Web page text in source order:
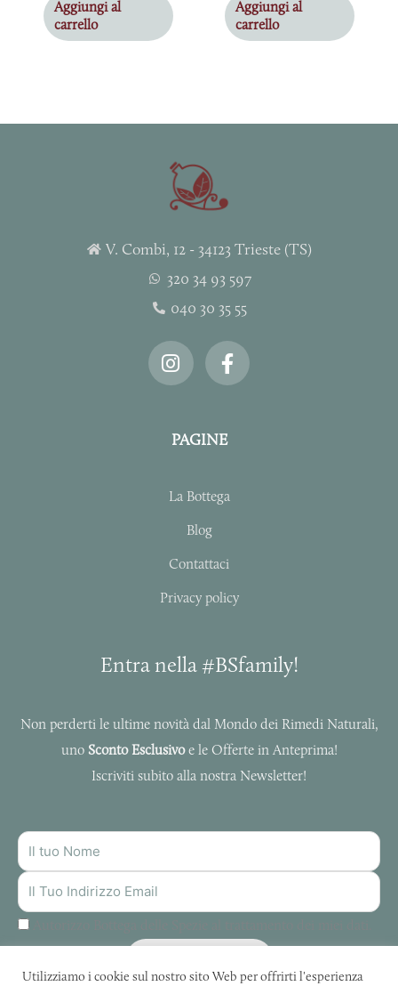
Aggiungi al
carrello
Aggiungi al
carrello
V. Combi, 12 - 34123 Trieste (TS)
320 34 93 597
040 30 35 55
I
n
s
a
g
a
F
a
c
b
o
k
PAGINE
La Bottega
Blog
Contattaci
Privacy policy
Entra nella #BSfamily!
Non perderti le ultime novità dal Mondo dei Rimedi Naturali,
uno Sconto Esclusivoe le Offerte in Anteprima!
Iscriviti subito alla nostra Newsletter!
NOME
INDIRIZZO
MAIL
Utilizziamo i cookie sul nostro sito Web per offrirti l'esperienza